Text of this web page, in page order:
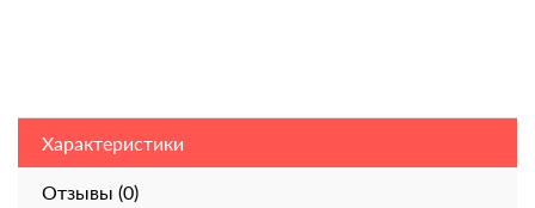
Характеристики
Отзывы (0)